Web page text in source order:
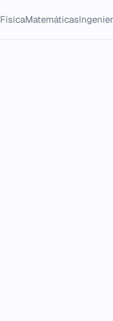
FísicaMatemáticas